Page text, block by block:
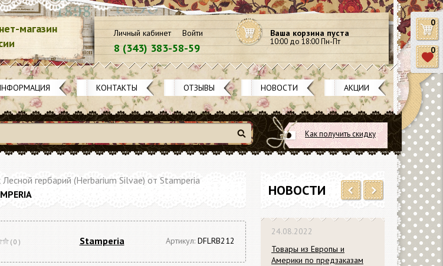
Ваша корзина пуста
10:00 до 18:00 Пн-Пт
Личный кабинет Войти
8 (343) 383-58-59
магазин
КОНТАКТЫ ОТЗЫВЫ НОВОСТИ АКЦИИ
Как получить скидку
Найти
НОВОСТИ
24.08.2022
Товары из Европы и
Америки по предзаказам
гербарий (Herbarium Silvae) от Stamperia
Stamperia
( 0 ) Артикул: DFLRB212
0
0